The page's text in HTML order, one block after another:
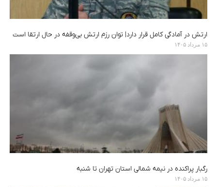
ارتش در آمادگی کامل قرار دارد| توان رزم ارتش بی‌وقفه در حال ارتقا است
۱۵ مرداد ۱۴۰۵
رگبار پراکنده در نیمه شمالی استان تهران تا شنبه
۱۵ مرداد ۱۴۰۵